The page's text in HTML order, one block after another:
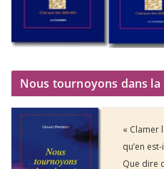
Nous tournoyons dans la
« Clamer
qu’en
Que dire